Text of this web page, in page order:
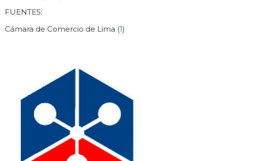
FUENTES:
Cámara de Comercio de Lima (1)